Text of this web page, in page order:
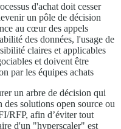
d'achat doit cesser
un pôle de décision
au cœur des appels
des données, l'usage de
claires et applicables
et doivent être
par les équipes achats
un arbre de décision qui
solutions open source ou
RFP, afin d’éviter tout
d'un "hyperscaler" est